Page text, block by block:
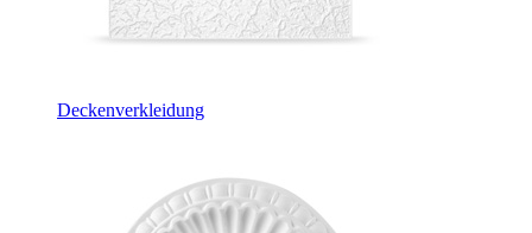
Deckenverkleidung